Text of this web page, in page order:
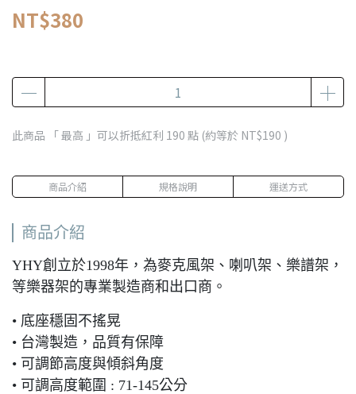
NT$380
此商品 「 最高 」可以折抵紅利 190 點 (約等於 NT$190 )
商品介紹 規格說明 運送方式
商品介紹
YHY創立於1998年，為麥克風架、喇叭架、樂譜架，
等樂器架的專業製造商和出口商。
• 底座穩固不搖晃
• 台灣製造，品質有保障
• 可調節高度與傾斜角度
• 可調高度範圍 : 71-145公分